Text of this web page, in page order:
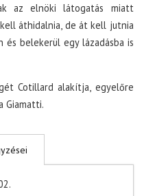
az elnöki látogatás miatt
áthidalnia, de át kell jutnia
belekerül egy lázadásba is
Cotillard alakítja, egyelőre
Giamatti.